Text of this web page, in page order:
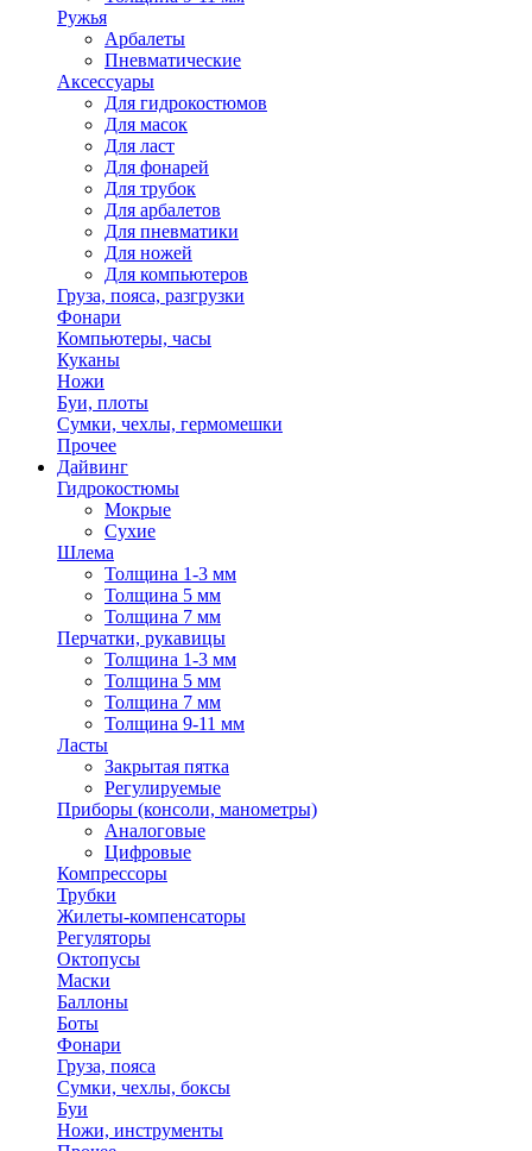
Ружья
Арбалеты
Пневматические
Аксессуары
Для гидрокостюмов
Для масок
Для ласт
Для фонарей
Для трубок
Для арбалетов
Для пневматики
Для ножей
Для компьютеров
Груза, пояса, разгрузки
Фонари
Компьютеры, часы
Куканы
Ножи
Буи, плоты
Сумки, чехлы, гермомешки
Прочее
Дайвинг
Гидрокостюмы
Мокрые
Сухие
Шлема
Толщина 1-3 мм
Толщина 5 мм
Толщина 7 мм
Перчатки, рукавицы
Толщина 1-3 мм
Толщина 5 мм
Толщина 7 мм
Толщина 9-11 мм
Ласты
Закрытая пятка
Регулируемые
Приборы (консоли, манометры)
Аналоговые
Цифровые
Компрессоры
Трубки
Жилеты-компенсаторы
Регуляторы
Октопусы
Маски
Баллоны
Боты
Фонари
Груза, пояса
Сумки, чехлы, боксы
Буи
Ножи, инструменты